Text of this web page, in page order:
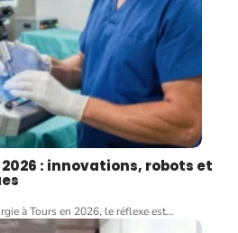
: innovations, robots et
à Tours en 2026, le réflexe est…